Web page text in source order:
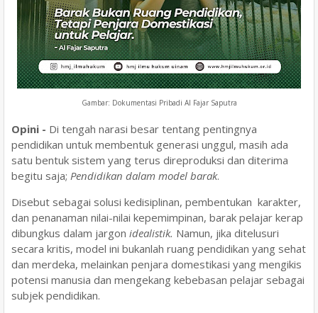
Gambar: Dokumentasi Pribadi Al Fajar Saputra
Opini - Di tengah narasi besar tentang pentingnya
pendidikan untuk membentuk generasi unggul, masih ada
satu bentuk sistem yang terus direproduksi dan diterima
begitu saja; Pendidikan dalam model barak.
Disebut sebagai solusi kedisiplinan, pembentukan karakter,
dan penanaman nilai-nilai kepemimpinan, barak pelajar kerap
dibungkus dalam jargon idealistik. Namun, jika ditelusuri
secara kritis, model ini bukanlah ruang pendidikan yang sehat
dan merdeka, melainkan penjara domestikasi yang mengikis
potensi manusia dan mengekang kebebasan pelajar sebagai
subjek pendidikan.